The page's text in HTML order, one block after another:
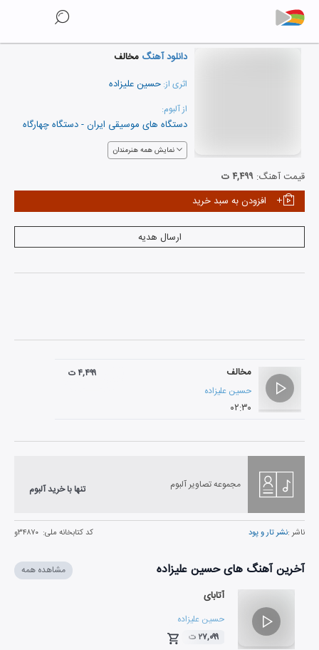
دانلود آهنگ مخالف
اثری از: حسین علیزاده
از آلبوم:
دستگاه های موسیقی ایران - دستگاه چهارگاه
نمایش همه هنرمندان
قیمت آهنگ: ۴,۴۹۹ ت
افزودن به سبد خرید
ارسال هدیه
مخالف
حسین علیزاده
۰۲:۳۰
۴,۴۹۹ ت
مجموعه تصاویر آلبوم تنها با خرید آلبوم
ناشر :نشر تار و پود کد کتابخانه ملی: ۳۴۸۷۰و
آخرین آهنگ های حسین علیزاده مشاهده همه
آتابای
حسین علیزاده
۰۴:۵۰
۲۷,۰۹۹ ت